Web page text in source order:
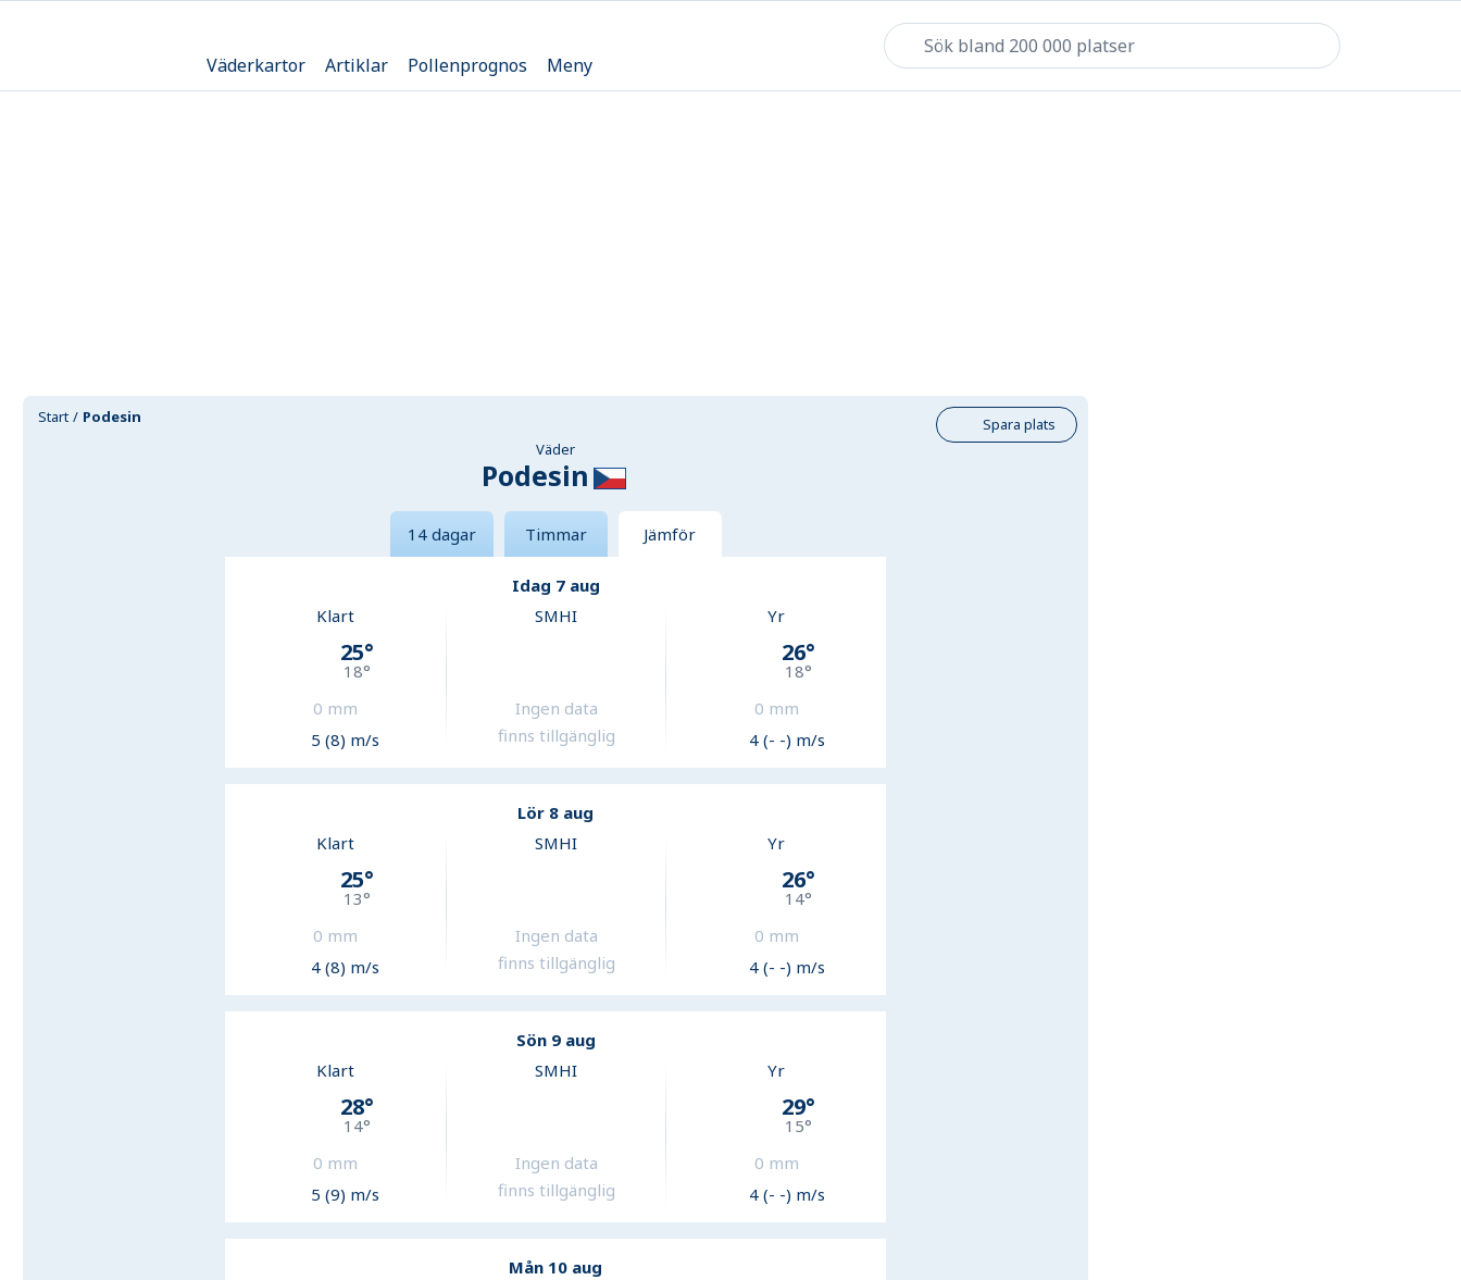
Väderkartor Artiklar Pollenprognos Meny
Start Podesin
Spara plats
Väder
Podesin
14 dagar Timmar Jämför
Idag 7 aug
Klart
25°
18°
0 mm
5 (8) m/s
SMHI
Ingen data
finns tillgänglig
Yr
26°
18°
0 mm
4 (- -) m/s
Lör 8 aug
Klart
25°
13°
0 mm
4 (8) m/s
SMHI
Ingen data
finns tillgänglig
Yr
26°
14°
0 mm
4 (- -) m/s
Sön 9 aug
Klart
28°
14°
0 mm
5 (9) m/s
SMHI
Ingen data
finns tillgänglig
Yr
29°
15°
0 mm
4 (- -) m/s
Mån 10 aug